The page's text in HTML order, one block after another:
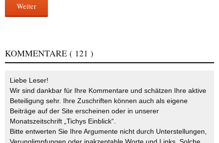
Weiter
KOMMENTARE ( 121 )
Liebe Leser!
Wir sind dankbar für Ihre Kommentare und schätzen Ihre aktive
Beteiligung sehr. Ihre Zuschriften können auch als eigene
Beiträge auf der Site erscheinen oder in unserer
Monatszeitschrift „Tichys Einblick“.
Bitte entwerten Sie Ihre Argumente nicht durch Unterstellungen,
Verunglimpfungen oder inakzeptable Worte und Links. Solche